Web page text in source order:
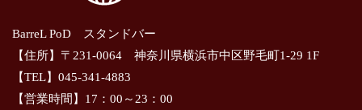
BarreL PoD スタンドバー
【住所】〒231-0064 神奈川県横浜市中区野毛町1-29 1F
【TEL】045-341-4883
【営業時間】17：00～23：00